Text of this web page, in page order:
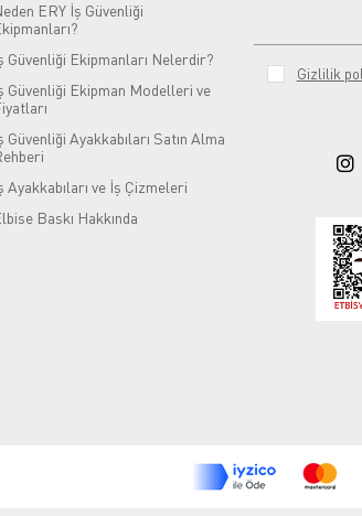
ERY İş Güvenliği
Güvenliği Ekipmanları Nelerdir?
Güvenliği Ekipman Modelleri ve
Güvenliği Ayakkabıları Satın Alma
Ayakkabıları ve İş Çizmeleri
Baskı Hakkında
Gizlilik